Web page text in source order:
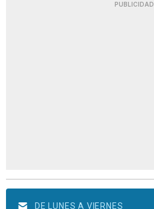
PUBLICIDAD
DE LUNES A VIERNES